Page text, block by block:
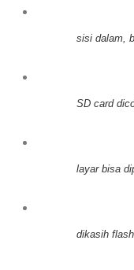
sisi dalam,
SD card
layar bisa
dikasih